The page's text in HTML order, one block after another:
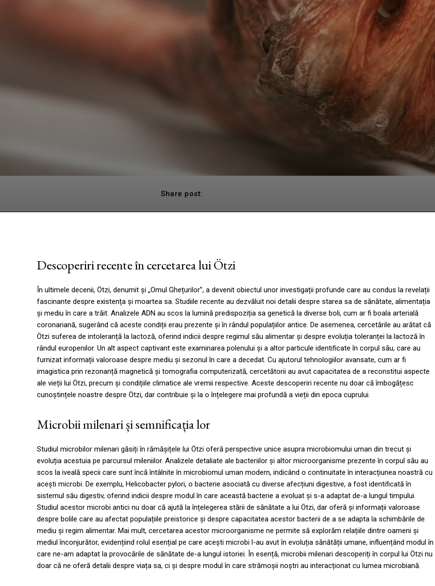
Share post:
Descoperiri recente în cercetarea lui Ötzi
În ultimele decenii, Ötzi, denumit și „Omul Ghețurilor”, a devenit obiectul unor investigații profunde care au condus la revelații
fascinante despre existența și moartea sa. Studiile recente au dezvăluit noi detalii despre starea sa de sănătate, alimentația
și mediu în care a trăit. Analizele ADN au scos la lumină predispoziția sa genetică la diverse boli, cum ar fi boala arterială
coronariană, sugerând că aceste condiții erau prezente și în rândul populațiilor antice. De asemenea, cercetările au arătat că
Ötzi suferea de intoleranță la lactoză, oferind indicii despre regimul său alimentar și despre evoluția toleranței la lactoză în
rândul europenilor. Un alt aspect captivant este examinarea polenului și a altor particule identificate în corpul său, care au
furnizat informații valoroase despre mediu și sezonul în care a decedat. Cu ajutorul tehnologiilor avansate, cum ar fi
imagistica prin rezonanță magnetică și tomografia computerizată, cercetătorii au avut capacitatea de a reconstitui aspecte
ale vieții lui Ötzi, precum și condițiile climatice ale vremii respective. Aceste descoperiri recente nu doar că îmbogățesc
cunoștințele noastre despre Ötzi, dar contribuie și la o înțelegere mai profundă a vieții din epoca cuprului.
Microbii milenari și semnificația lor
Studiul microbilor milenari găsiți în rămășițele lui Ötzi oferă perspective unice asupra microbiomului uman din trecut și
evoluția acestuia pe parcursul mileniilor. Analizele detaliate ale bacteriilor și altor microorganisme prezente în corpul său au
scos la iveală specii care sunt încă întâlnite în microbiomul uman modern, indicând o continuitate în interacțiunea noastră cu
acești microbi. De exemplu, Helicobacter pylori, o bacterie asociată cu diverse afecțiuni digestive, a fost identificată în
sistemul său digestiv, oferind indicii despre modul în care această bacterie a evoluat și s-a adaptat de-a lungul timpului.
Studiul acestor microbi antici nu doar că ajută la înțelegerea stării de sănătate a lui Ötzi, dar oferă și informații valoroase
despre bolile care au afectat populațiile preistorice și despre capacitatea acestor bacterii de a se adapta la schimbările de
mediu și regim alimentar. Mai mult, cercetarea acestor microorganisme ne permite să explorăm relațiile dintre oameni și
mediul înconjurător, evidențiind rolul esențial pe care acești microbi l-au avut în evoluția sănătății umane, influențând modul în
care ne-am adaptat la provocările de sănătate de-a lungul istoriei. În esență, microbii milenari descoperiți în corpul lui Ötzi nu
doar că ne oferă detalii despre viața sa, ci și despre modul în care strămoșii noștri au interacționat cu lumea microbiană.